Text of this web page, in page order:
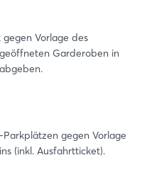
Vorlage des
Garderoben in
gegen Vorlage
(inkl. Ausfahrtticket).